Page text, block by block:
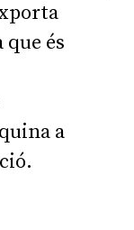
que és
a